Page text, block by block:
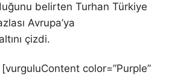
Youtube
belirten Turhan Türkiye
Avrupa’ya
çizdi.
color=”Purple”